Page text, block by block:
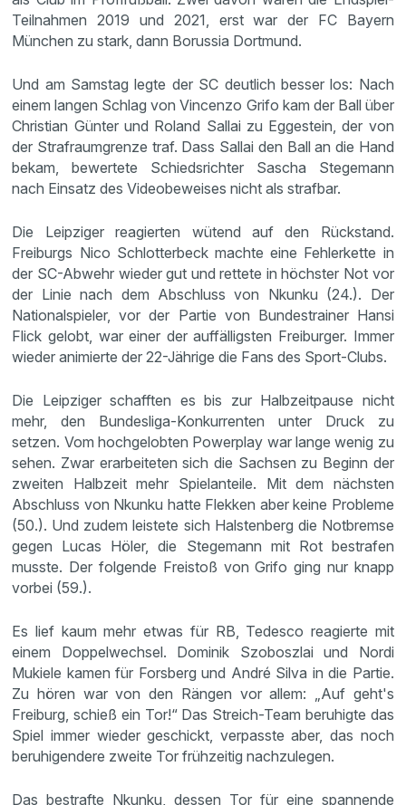
Teilnahmen 2019 und 2021, erst war der FC Bayern
München zu stark, dann Borussia Dortmund.
Und am Samstag legte der SC deutlich besser los: Nach
einem langen Schlag von Vincenzo Grifo kam der Ball über
Christian Günter und Roland Sallai zu Eggestein, der von
der Strafraumgrenze traf. Dass Sallai den Ball an die Hand
bekam, bewertete Schiedsrichter Sascha Stegemann
nach Einsatz des Videobeweises nicht als strafbar.
Die Leipziger reagierten wütend auf den Rückstand.
Freiburgs Nico Schlotterbeck machte eine Fehlerkette in
der SC-Abwehr wieder gut und rettete in höchster Not vor
der Linie nach dem Abschluss von Nkunku (24.). Der
Nationalspieler, vor der Partie von Bundestrainer Hansi
Flick gelobt, war einer der auffälligsten Freiburger. Immer
wieder animierte der 22-Jährige die Fans des Sport-Clubs.
Die Leipziger schafften es bis zur Halbzeitpause nicht
mehr, den Bundesliga-Konkurrenten unter Druck zu
setzen. Vom hochgelobten Powerplay war lange wenig zu
sehen. Zwar erarbeiteten sich die Sachsen zu Beginn der
zweiten Halbzeit mehr Spielanteile. Mit dem nächsten
Abschluss von Nkunku hatte Flekken aber keine Probleme
(50.). Und zudem leistete sich Halstenberg die Notbremse
gegen Lucas Höler, die Stegemann mit Rot bestrafen
musste. Der folgende Freistoß von Grifo ging nur knapp
vorbei (59.).
Es lief kaum mehr etwas für RB, Tedesco reagierte mit
einem Doppelwechsel. Dominik Szoboszlai und Nordi
Mukiele kamen für Forsberg und André Silva in die Partie.
Zu hören war von den Rängen vor allem: „Auf geht's
Freiburg, schieß ein Tor!“ Das Streich-Team beruhigte das
Spiel immer wieder geschickt, verpasste aber, das noch
beruhigendere zweite Tor frühzeitig nachzulegen.
Das bestrafte Nkunku, dessen Tor für eine spannende